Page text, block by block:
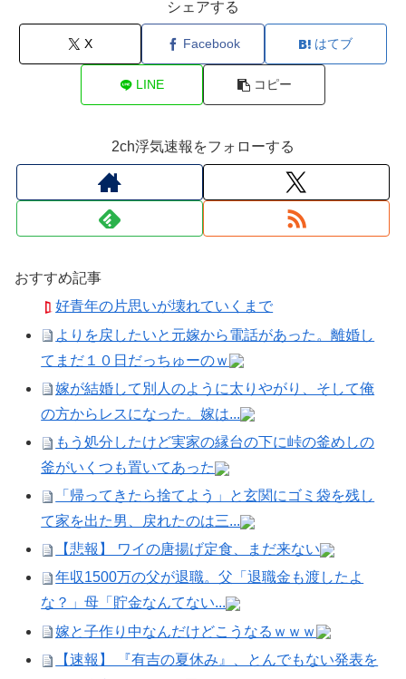
シェアする
X Facebook はてブ
LINE コピー
2ch浮気速報をフォローする
おすすめ記事
好青年の片思いが壊れていくまで
よりを戻したいと元嫁から電話があった。離婚し
てまだ１０日だっちゅーのｗ
嫁が結婚して別人のように太りやがり、そして俺
の方からレスになった。嫁は...
もう処分したけど実家の縁台の下に峠の釜めしの
釜がいくつも置いてあった
「帰ってきたら捨てよう」と玄関にゴミ袋を残し
て家を出た男、戻れたのは三...
【悲報】 ワイの唐揚げ定食、まだ来ない
年収1500万の父が退職。父「退職金も渡したよ
な？」母「貯金なんてない...
嫁と子作り中なんだけどこうなるｗｗｗ
【速報】 『有吉の夏休み』、とんでもない発表を